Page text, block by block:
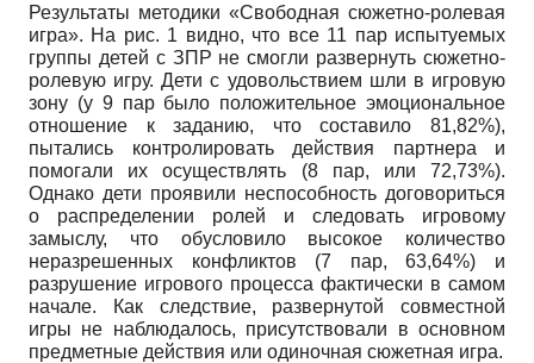
Результаты методики «Свободная сюжетно-ролевая
игра». На рис. 1 видно, что все 11 пар испытуемых
группы детей с ЗПР не смогли развернуть сюжетно-
ролевую игру. Дети с удовольствием шли в игровую
зону (у 9 пар было положительное эмоциональное
отношение к заданию, что составило 81,82%),
пытались контролировать действия партнера и
помогали их осуществлять (8 пар, или 72,73%).
Однако дети проявили неспособность договориться
о распределении ролей и следовать игровому
замыслу, что обусловило высокое количество
неразрешенных конфликтов (7 пар, 63,64%) и
разрушение игрового процесса фактически в самом
начале. Как следствие, развернутой совместной
игры не наблюдалось, присутствовали в основном
предметные действия или одиночная сюжетная игра.